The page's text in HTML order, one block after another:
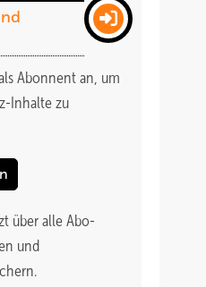
Abonnent an, um
Inhalte zu
über alle Abo-
und